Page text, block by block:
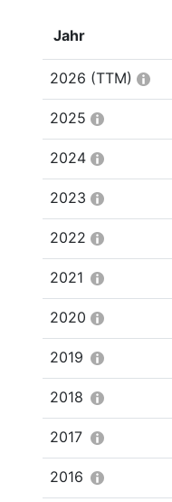
Jahr
2026 (TTM)
2025
2024
2023
2022
2021
2020
2019
2018
2017
2016